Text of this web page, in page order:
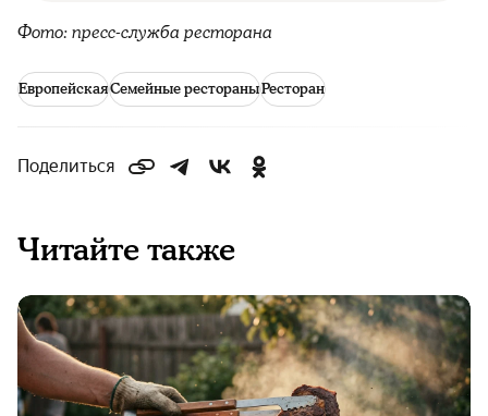
Фото: пресс-служба ресторана
ЕвропейскаяСемейные рестораныРесторан
Поделиться
Читайте также